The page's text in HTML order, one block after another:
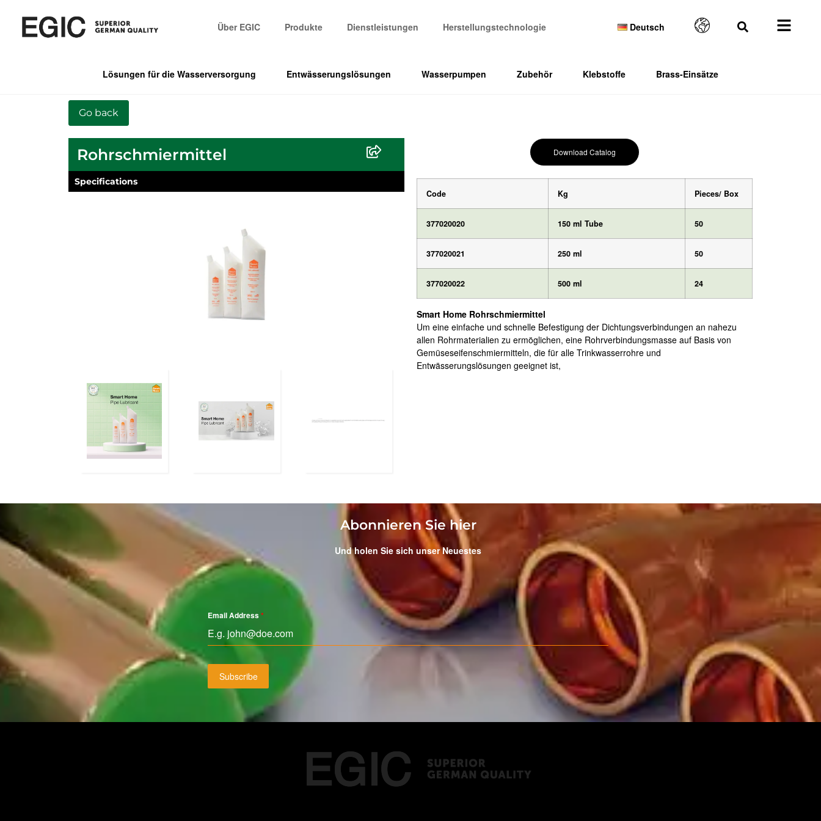
Über EGIC Produkte Dienstleistungen Herstellungstechnologie Deutsch
Lösungen für die Wasserversorgung Entwässerungslösungen Wasserpumpen Zubehör Klebstoffe Brass-Einsätze
Rohrschmiermittel
Specifications
Download Catalog
Code Kg Pieces/ Box
377020020 150 ml Tube 50
377020021 250 ml 50
377020022 500 ml 24
Smart Home Rohrschmiermittel
Um eine einfache und schnelle Befestigung der Dichtungsverbindungen an nahezu
allen Rohrmaterialien zu ermöglichen, eine Rohrverbindungsmasse auf Basis von
Gemüseseifenschmiermitteln, die für alle Trinkwasserrohre und
Entwässerungslösungen geeignet ist,
Abonnieren Sie hier
Und holen Sie sich unser Neuestes
Email Address*
Subscribe